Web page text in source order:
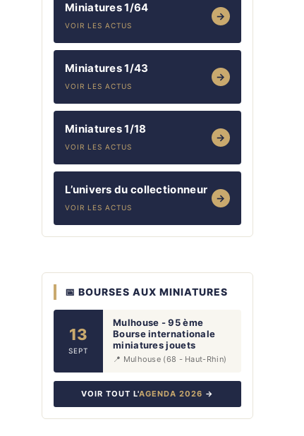
Miniatures 1/64
VOIR LES ACTUS
→
Miniatures 1/43
VOIR LES ACTUS
→
Miniatures 1/18
VOIR LES ACTUS
→
L’univers du collectionneur
VOIR LES ACTUS
→
📅 BOURSES AUX MINIATURES
13
SEPT
Mulhouse - 95 ème
Bourse internationale
miniatures jouets
📍 Mulhouse (68 - Haut-Rhin)
VOIR TOUT L'AGENDA 2026 →